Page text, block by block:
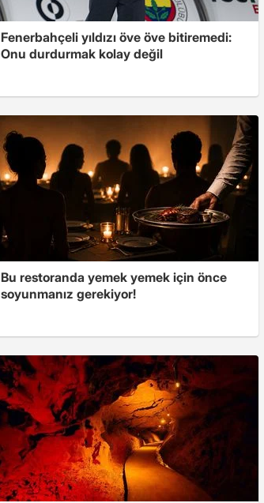
Fenerbahçeli yıldızı öve öve bitiremedi:
Onu durdurmak kolay değil
Bu restoranda yemek yemek için önce
soyunmanız gerekiyor!